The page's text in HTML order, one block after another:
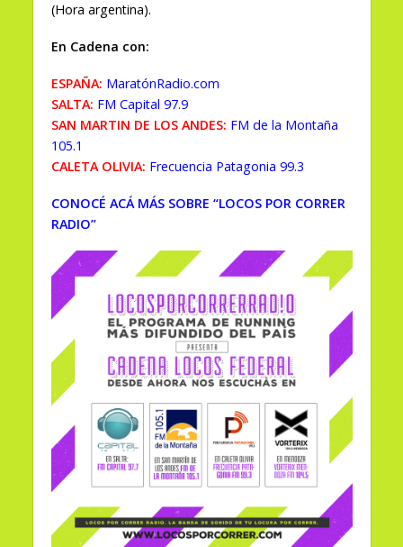
(Hora argentina).
En Cadena con:
ESPAÑA: MaratónRadio.com
SALTA: FM Capital 97.9
SAN MARTIN DE LOS ANDES: FM de la Montaña
105.1
CALETA OLIVIA: Frecuencia Patagonia 99.3
CONOCÉ ACÁ MÁS SOBRE “LOCOS POR CORRER
RADIO”